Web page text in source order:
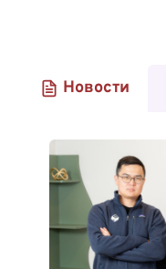
Новости